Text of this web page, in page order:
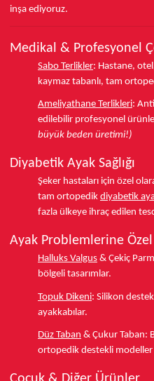
inşa ediyoruz.
Medikal & Profesyonel
Sabo Terlikler: Hastane,
kaymaz tabanlı, tam
Ameliyathane Terlikleri:
edilebilir profesyonel
büyük beden üretimi!)
Diyabetik Ayak Sağlığı
Şeker hastaları için özel
tam ortopedik diyabetik
fazla ülkeye ihraç edilen
Ayak Problemlerine Özel
Halluks Valgus & Çekiç
bölgeli tasarımlar.
Topuk Dikeni: Silikon
ayakkabılar.
Düz Taban & Çukur Taban:
ortopedik destekli modeller